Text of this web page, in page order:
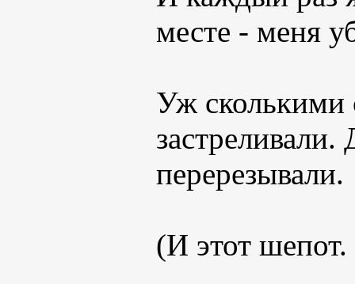
месте - меня
Уж сколькими
перерезывали.
(И этот